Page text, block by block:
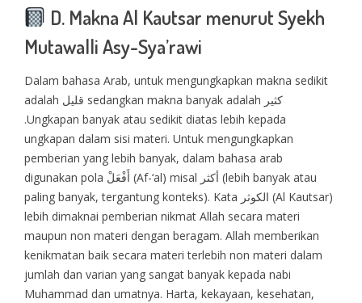
D. Makna Al Kautsar menurut Syekh
Mutawalli Asy-Sya’rawi
Dalam bahasa Arab, untuk mengungkapkan makna sedikit
adalah قليل sedangkan makna banyak adalah كثير
.Ungkapan banyak atau sedikit diatas lebih kepada
ungkapan dalam sisi materi. Untuk mengungkapkan
pemberian yang lebih banyak, dalam bahasa arab
digunakan pola أَفْعَلْ (Af-‘al) misal أكثر (lebih banyak atau
paling banyak, tergantung konteks). Kata الكوثر (Al Kautsar)
lebih dimaknai pemberian nikmat Allah secara materi
maupun non materi dengan beragam. Allah memberikan
kenikmatan baik secara materi terlebih non materi dalam
jumlah dan varian yang sangat banyak kepada nabi
Muhammad dan umatnya. Harta, kekayaan, kesehatan,